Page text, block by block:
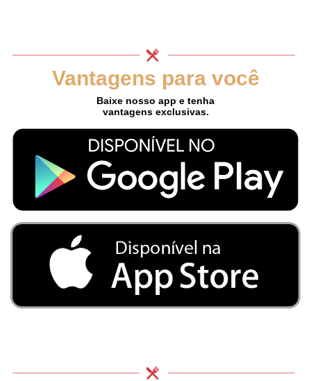
Vantagens para você
Baixe nosso app e tenha
vantagens exclusivas.